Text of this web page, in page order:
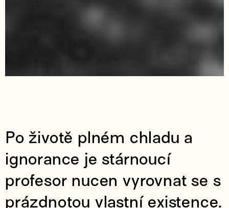
Po životě plném chladu a
ignorance je stárnoucí
profesor nucen vyrovnat se s
prázdnotou vlastní existence.